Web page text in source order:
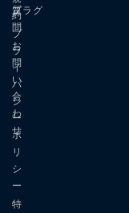
プラグ
質
問
お
問
い
合
わ
せ
約
プ
ラ
イ
バ
シ
ー
ポ
リ
シ
ー
特